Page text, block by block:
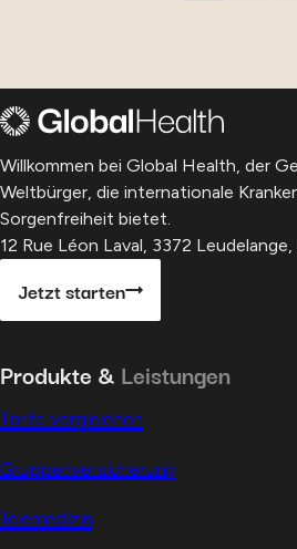
Willkommen bei Global Health, der
Weltbürger, die internationale
Sorgenfreiheit bietet.
12 Rue Léon Laval, 3372
Jetzt starten
Produkte & Leistungen
Tarife vergleichen
Gruppenversicherung
Telemedizin